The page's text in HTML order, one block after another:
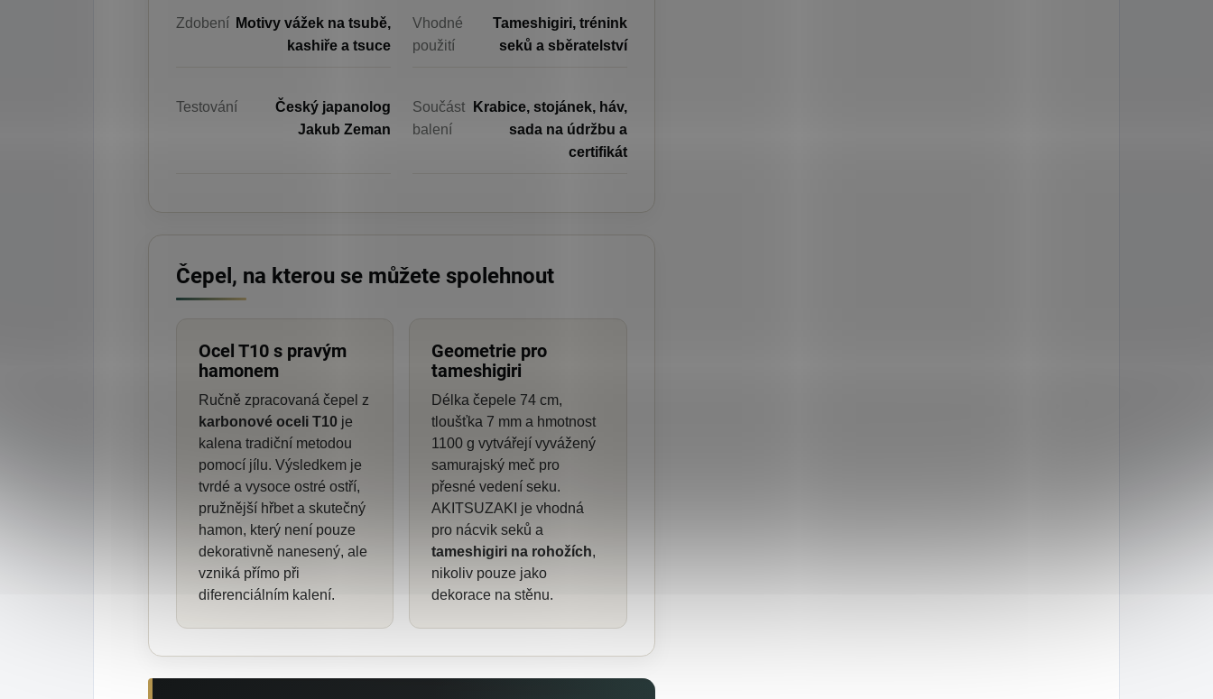
Zdobení
Motivy vážek na tsubě,
kashiře a tsuce
Vhodné
použití
Tameshigiri, trénink
seků a sběratelství
Testování
Český japanolog
Jakub Zeman
Součást
balení
Krabice, stojánek, háv,
sada na údržbu a
certifikát
Čepel, na kterou se můžete spolehnout
Ocel T10 s pravým
hamonem
Ručně zpracovaná čepel z
karbonové oceli T10 je
kalena tradiční metodou
pomocí jílu. Výsledkem je
tvrdé a vysoce ostré ostří,
pružnější hřbet a skutečný
hamon, který není pouze
dekorativně nanesený, ale
vzniká přímo při
diferenciálním kalení.
Geometrie pro
tameshigiri
Délka čepele 74 cm,
tloušťka 7 mm a hmotnost
1100 g vytvářejí vyvážený
samurajský meč pro
přesné vedení seku.
AKITSUZAKI je vhodná
pro nácvik seků a
tameshigiri na rohožích,
nikoliv pouze jako
dekorace na stěnu.